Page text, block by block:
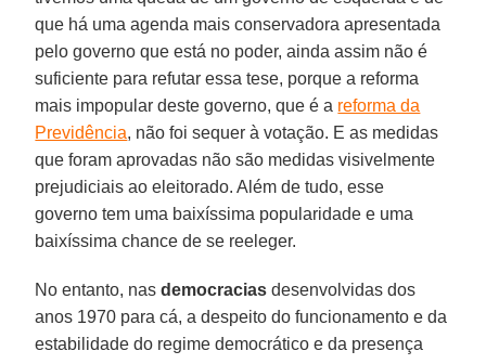
que há uma agenda mais conservadora apresentada
pelo governo que está no poder, ainda assim não é
suficiente para refutar essa tese, porque a reforma
mais impopular deste governo, que é a reforma da
Previdência, não foi sequer à votação. E as medidas
que foram aprovadas não são medidas visivelmente
prejudiciais ao eleitorado. Além de tudo, esse
governo tem uma baixíssima popularidade e uma
baixíssima chance de se reeleger.
No entanto, nasdemocracias desenvolvidas dos
anos 1970 para cá, a despeito do funcionamento e da
estabilidade do regime democrático e da presença